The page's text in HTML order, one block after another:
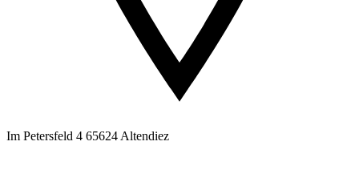
Im Petersfeld 4 65624 Altendiez